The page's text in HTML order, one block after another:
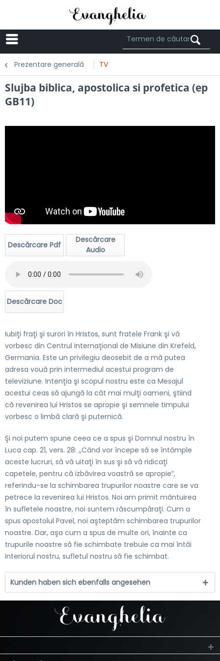
Prezentare generală TV
Slujba biblica, apostolica si profetica (ep
GB11)
Descărcare Pdf
Descărcare
Audio
Descărcare Doc
Iubiţi fraţi şi surori în Hristos, sunt fratele Frank şi vă
vorbesc din Centrul Internaţional de Misiune din Krefeld,
Germania. Este un privilegiu deosebit de a mă putea
adresa vouă prin intermediul acestui program de
televiziune. Intenţia şi scopul nostru este ca Mesajul
acestui ceas să ajungă la cât mai mulţi oameni, ştiind
că revenirea lui Hristos se apropie şi semnele timpului
vorbesc o limbă clară şi puternică.
Şi noi putem spune ceea ce a spus şi Domnul nostru în
Luca cap. 21, vers. 28: ,,Când vor începe să se întâmple
aceste lucruri, să vă uitaţi în sus şi să vă ridicaţi
capetele, pentru că izbăvirea voastră se apropie”,
referindu-se la schimbarea trupurilor noastre care se va
petrece la revenirea lui Hristos. Noi am primit mântuirea
în sufletele noastre, noi suntem răscumpăraţi. Cum a
spus apostolul Pavel, noi aşteptăm schimbarea trupurilor
noastre. Dar, aşa cum a spus de multe ori, înainte ca
trupurile noastre să fie schimbate trebuie ca mai întâi
interiorul nostru, sufletul nostru să fie schimbat.
Kunden haben sich ebenfalls angesehen